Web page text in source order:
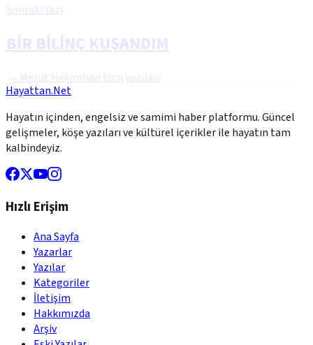
Sonraki Yazı
BİR BİLİNÇ KUŞANDIM
← Mesut Hekimhan tüm yazıları
Hayattan.Net
Hayatın içinden, engelsiz ve samimi haber platformu. Güncel
gelişmeler, köşe yazıları ve kültürel içerikler ile hayatın tam
kalbindeyiz.
Hızlı Erişim
Ana Sayfa
Yazarlar
Yazılar
Kategoriler
İletişim
Hakkımızda
Arşiv